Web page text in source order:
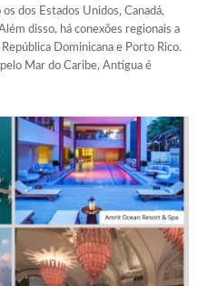
dos Estados Unidos, Canadá,
disso, há conexões regionais a
Dominicana e Porto Rico.
Mar do Caribe, Antigua é